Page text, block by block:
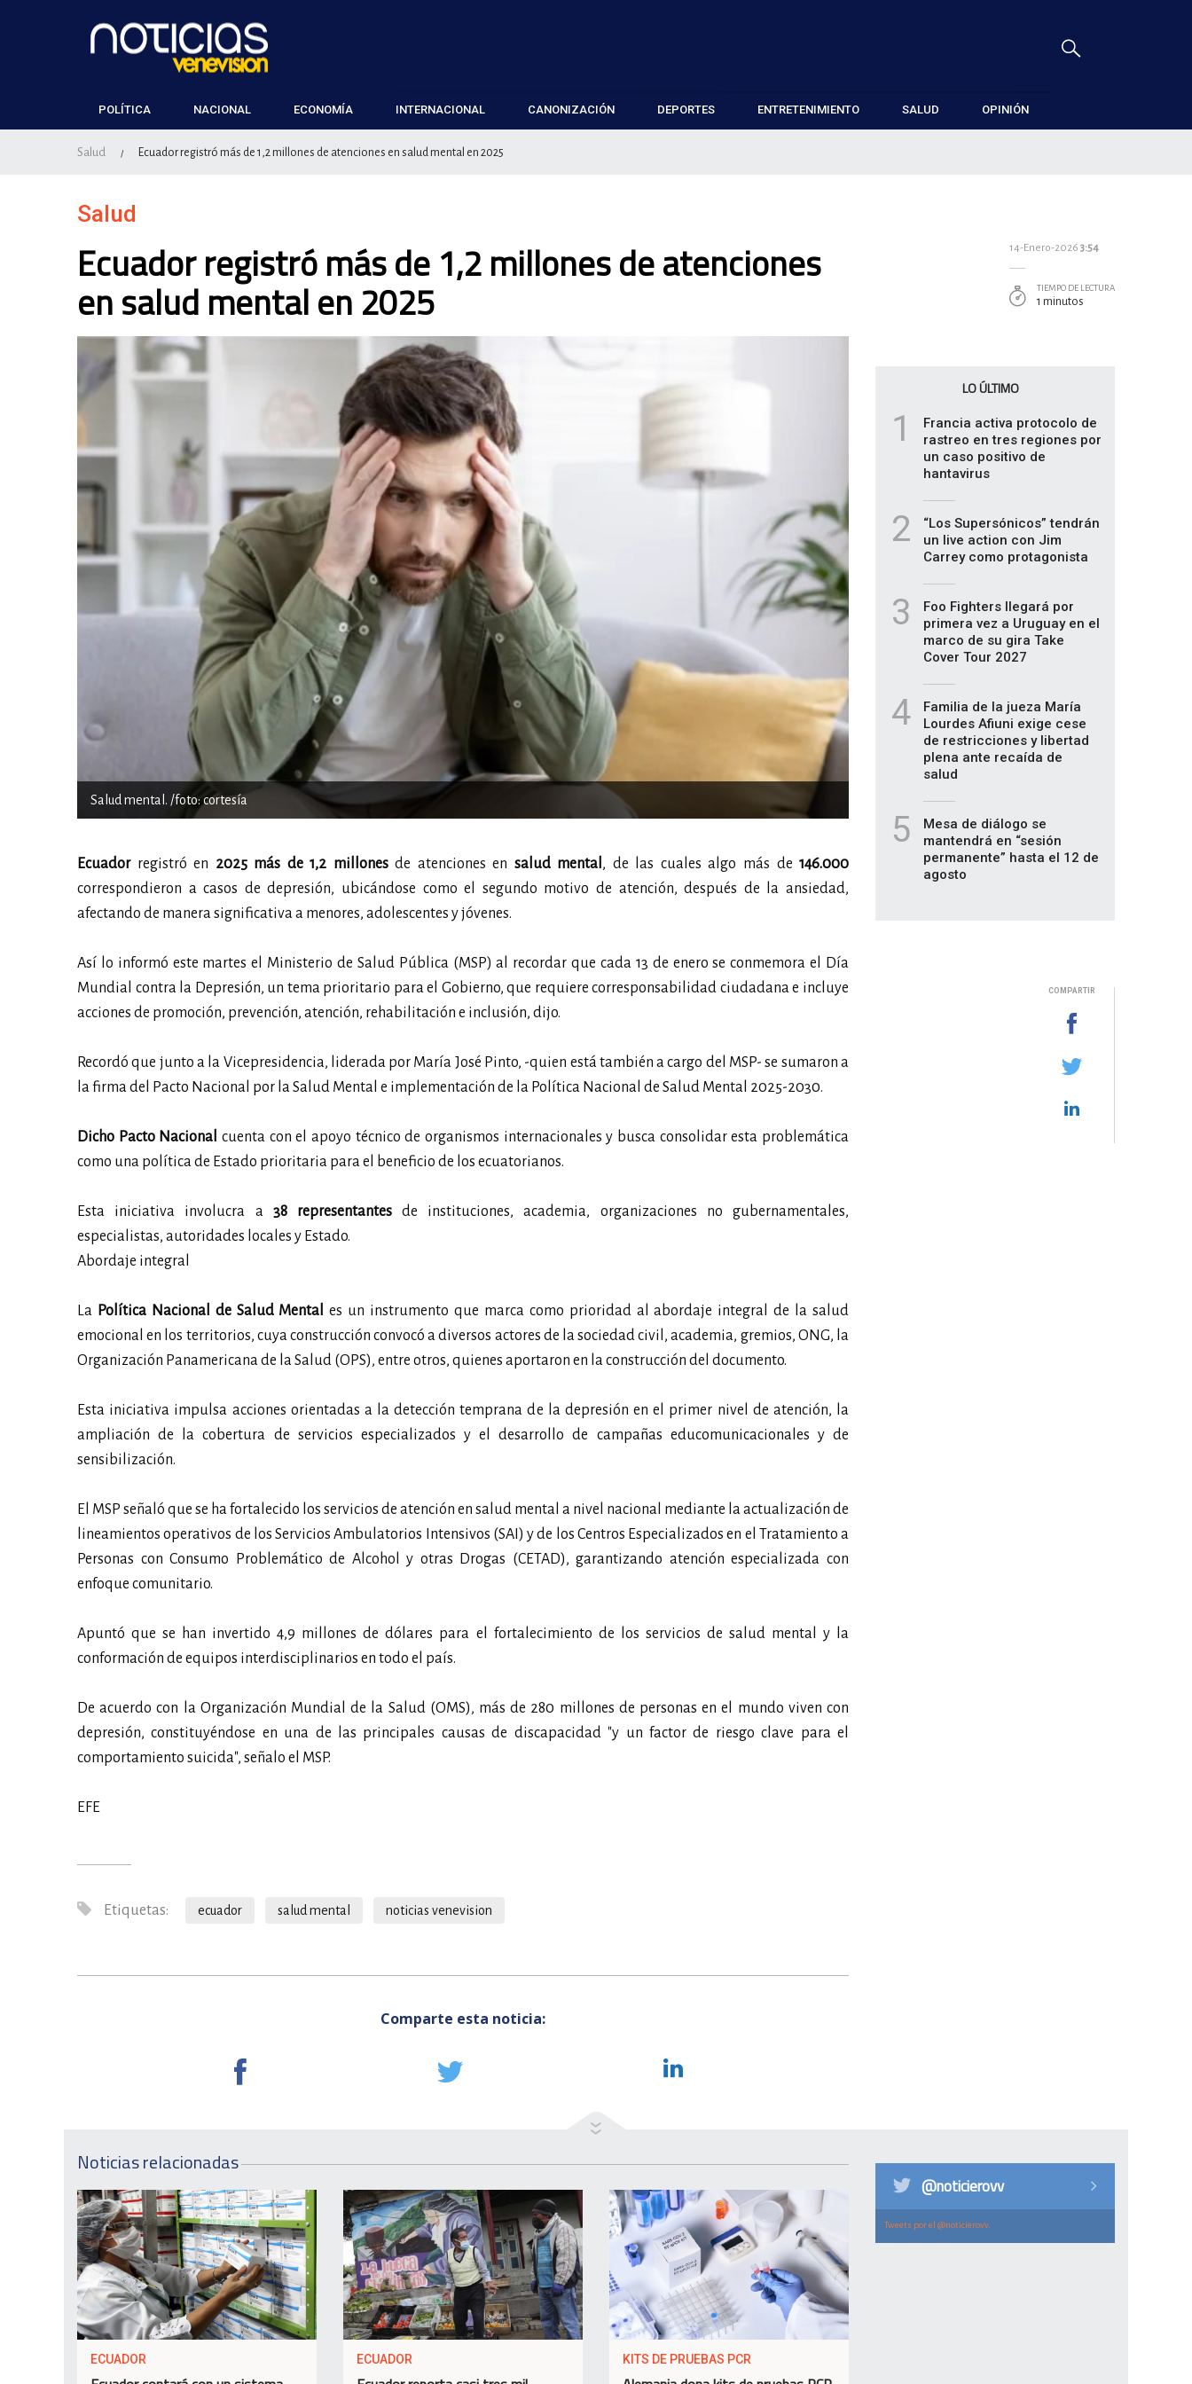
POLÍTICA NACIONAL ECONOMÍA INTERNACIONAL CANONIZACIÓN DEPORTES ENTRETENIMIENTO SALUD OPINIÓN
Salud / Ecuador registró más de 1,2 millones de atenciones en salud mental en 2025
Salud
Ecuador registró más de 1,2 millones de atenciones
en salud mental en 2025
Salud mental. /foto: cortesía
Ecuadorregistró en 2025 más de 1,2 millonesde atenciones en salud mental , de las cuales algo más de146.000
correspondieron a casos de depresión, ubicándose como el segundo motivo de atención, después de la ansiedad,
afectando de manera significativa a menores, adolescentes y jóvenes.
Así lo informó este martes el Ministerio de Salud Pública (MSP) al recordar que cada 13 de enero se conmemora el Día
Mundial contra la Depresión, un tema prioritario para el Gobierno, que requiere corresponsabilidad ciudadana e incluye
acciones de promoción, prevención, atención, rehabilitación e inclusión, dijo.
Recordó que junto a la Vicepresidencia, liderada por María José Pinto, -quien está también a cargo del MSP- se sumaron a
la firma del Pacto Nacional por la Salud Mental e implementación de la Política Nacional de Salud Mental 2025-2030.
Dicho Pacto Nacional cuenta con el apoyo técnico de organismos internacionales y busca consolidar esta problemática
como una política de Estado prioritaria para el beneficio de los ecuatorianos.
Esta iniciativa involucra a38 representantesde instituciones, academia, organizaciones no gubernamentales,
especialistas, autoridades locales y Estado.
Abordaje integral
La Política Nacional de Salud Mental
es un instrumento que marca como prioridad al abordaje integral de la salud
emocional en los territorios, cuya construcción convocó a diversos actores de la sociedad civil, academia, gremios, ONG, la
Organización Panamericana de la Salud (OPS), entre otros, quienes aportaron en la construcción del documento.
Esta iniciativa impulsa acciones orientadas a la detección temprana de la depresión en el primer nivel de atención, la
ampliación de la cobertura de servicios especializados y el desarrollo de campañas educomunicacionales y de
sensibilización.
El MSP señaló que se ha fortalecido los servicios de atención en salud mental a nivel nacional mediante la actualización de
lineamientos operativos de los Servicios Ambulatorios Intensivos (SAI) y de los Centros Especializados en el Tratamiento a
Personas con Consumo Problemático de Alcohol y otras Drogas (CETAD), garantizando atención especializada con
enfoque comunitario.
Apuntó que se han invertido 4,9 millones de dólares para el fortalecimiento de los servicios de salud mental y la
conformación de equipos interdisciplinarios en todo el país.
De acuerdo con la Organización Mundial de la Salud (OMS), más de 280 millones de personas en el mundo viven con
depresión, constituyéndose en una de las principales causas de discapacidad "y un factor de riesgo clave para el
comportamiento suicida", señalo el MSP.
EFE
Etiquetas: ecuador salud mental noticias venevision
Comparte esta noticia:
14-Enero-2026 3:54
TIEMPO DE LECTURA
1 minutos
LO ÚLTIMO
1
Francia activa protocolo de
rastreo en tres regiones por
un caso positivo de
hantavirus
2
“Los Supersónicos” tendrán
un live action con Jim
Carrey como protagonista
3
Foo Fighters llegará por
primera vez a Uruguay en el
marco de su gira Take
Cover Tour 2027
4
Familia de la jueza María
Lourdes Afiuni exige cese
de restricciones y libertad
plena ante recaída de
salud
5
Mesa de diálogo se
mantendrá en “sesión
permanente” hasta el 12 de
agosto
COMPARTIR
Noticias relacionadas
ECUADOR ECUADOR KITS DE PRUEBAS PCR
@noticierovv
Tweets por el @noticierovv.